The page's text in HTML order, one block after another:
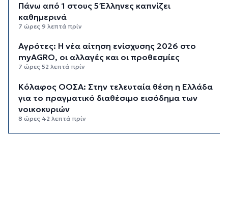
Πάνω από 1 στους 5 Έλληνες καπνίζει
καθημερινά
7 ώρες 9 λεπτά πρίν
Αγρότες: Η νέα αίτηση ενίσχυσης 2026 στο
myAGRO, οι αλλαγές και οι προθεσμίες
7 ώρες 52 λεπτά πρίν
Κόλαφος ΟΟΣΑ: Στην τελευταία θέση η Ελλάδα
για το πραγματικό διαθέσιμο εισόδημα των
νοικοκυριών
8 ώρες 42 λεπτά πρίν